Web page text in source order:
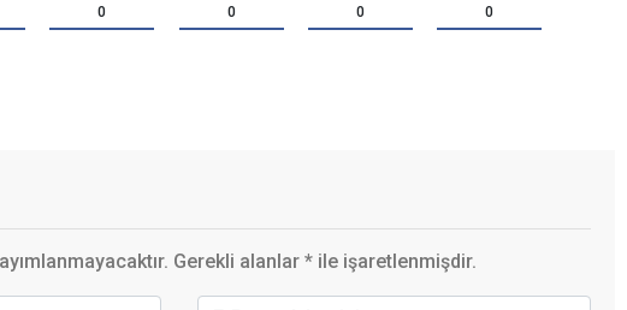
0 0 0 0
Gerekli alanlar * ile işaretlenmişdir.